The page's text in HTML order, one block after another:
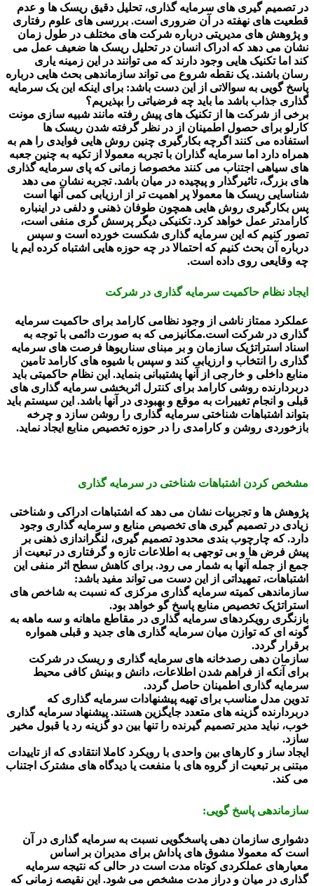
در تصمیم گیری های سرمایه گذاری، تحلیل دقیق ریسک ها و عدم
قطعیت های نهفته در آن ضروری است. بررسی های علوم رفتاری
و پژوهش های مدیریتی درباره شرکت های مختلف در طول زمان
نشان می دهد که ادراک انسان در تحلیل ریسک ها ضعیف عمل می
کند اما تکنیک هایی وجود دارند که می توانند در این زمینه یاری
رسان باشند. یک نقطه شروع می تواند سازماندهی بحث هایی درباره
پاسخ گویی به سوالاتی از این دست باشد: برای اینکه این یک سرمایه
گذاری جذاب باشد ما باید چه فرضیاتی را بپذیریم؟
برخی از شرکت ها از تکنیک های پیش رفته مانند شبیه سازی مونت
کارلو برای حصول اطمینان از در نظر گرفته شدن ریسک ها
استفاده می کنند اگرچه بکارگیری چنین روش هایی فوایدی را هم به
همراه دارد اما سرمایه گذاران با تجربه معمولا از تکیه به چنین جعبه
های سیاهی اجتناب می کنند مخصوصا زمانی که پای سرمایه گذاری
های بزرگ، تاثیرگذار و پیچیده در میان باشد. تجربه نشان می دهد
شناسایی ریسک ها معمولا پر اهمیت تر از ارزیابی کمی آنها است
پس بکارگیری روش هایی همچون طوفان ذهنی و دلفی در اینباره
کارامدتر عمل خواهد کرد. تکنیکی دیگر پرسش گری منفی است،
تصور کنیم که این سرمایه گذاری شکست خورده است و سپس
درباره آن بحث کنیم که احتمالا در چه حوزه هایی اشتباه کرده ایم یا
چه وقایعی روی داده است.
ایجاد نظام حاکمیت سرمایه گذاری در شرکت
عملکرد ممتاز ناشی از وجود نظامی کارامد برای حاکمیت سرمایه
گذاری در شرکت است.مکانیزمی که به صورت دائمی با توجه به
اسناد استراتژیک سازمان و بر مبنای سناریوها فرصت های سرمایه
گذاری را انتخاب و ارزیابی کند و سپس با شیوه های کارامد تامین
منابع داخلی و خارجی از آنها پشتیبانی بنماید. این نظام حاکمیتی باید
دربردارنده روشی کارامد برای کنترل اثربخشی سرمایه گذاری های
قبلی و انجام تغییرات به موقع و بهبودی در آنها باشد. این سیستم باید
بتواند اشتباهات شناختی سرمایه گذاری را روشن سازد و چرخه
بازخوردی روشن و کارامدی را در حوزه تخصیص منابع ایجاد نماید.
مشخص کردن اشتباهات شناختی در سرمایه گذاری
پژوهش ها و تجربیات نشان می دهد که اشتباهات ادراکی و شناختی
زیادی در تصمیم گیری های تخصیص منابع و سرمایه گذاری وجود
دارد. که چارچوب بندی محدود تصمیم گیری، لنگراندازی ذهنی بر
پیش فرض ها و بی توجهی به اطلاعات تازه و گرفتاری در تبعیت از
جمع از جمله آنها به شمار می رود. برای کاهش سطح اثر منفی این
اشتباهات، تمهیداتی از این دست می تواند مفید باشد:
سازماندهی کمیته سرمایه گذاری مرکزی که نسبت به شاخص های
استراتژیک تخصیص منابع پاسخ گو خواهد بود.
بازنگری رویکردهای سرمایه گذاری در مقاطع ماهانه و سه ماهه به
گونه ای که توازن میان سرمایه گذاری های جدید و قبلی همواره
برقرار گردد.
سازمان دهی رصدخانه های سرمایه گذاری و ریسک در شرکت
برای آنکه از فراهم شدن اطلاعات، دانش و بینش کافی محیط
سرمایه گذاری اطمینان حاصل گردد.
تدوین مدل مناسب برای تهیه پیشنهادات سرمایه گذاری که
دربردارنده گزینه های متعدد جایگزین هستند. پیشنهاد سرمایه گذاری
خوب، نباید مدیر تصمیم گیرنده را تنها بین دو گزینه رد یا قبول مخیر
سازد.
ایجاد ساز و کارهای بین واحدی با رویکرد کاملا انتقادی که از تاییدات
مبتنی بر تبعیت از گروه های با منفعت یا دیدگاه های مشترک اجتناب
می کند.
سازماندهی پاسخ گویی:
دشواری سازمان دهی پاسخگویی نسبت به سرمایه گذاری در آن
است که معمولا مشوق های پاداش برای مدیران بر اساس
معیارهای عملکردی کوتاه مدت است در حالی که نتیجه سرمایه
گذاری در میان و دراز مدت مشخص می شود. این نقیصه زمانی که